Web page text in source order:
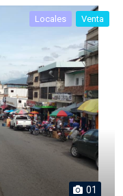
Locales Venta
01